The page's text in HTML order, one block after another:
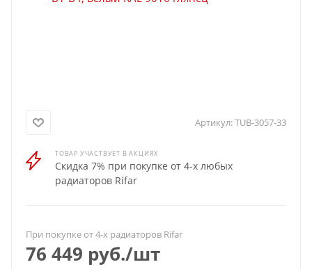
Артикул:TUB-3057-33
ТОВАР УЧАСТВУЕТ В АКЦИЯХ
Скидка 7% при покупке от 4-х любых
радиаторов Rifar
При покупке от 4-х радиаторов Rifar
76 449 руб./шт